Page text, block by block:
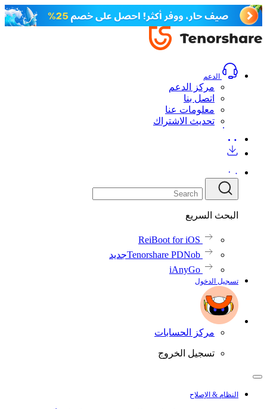
الدعم
مركز الدعم
اتصل بنا
معلومات عنا
تحديث الاشتراك
البحث السريع
ReiBoot for iOS
Tenorshare PDNobجديد
iAnyGo
تسجيل الدخول
مركز الحسابات
تسجيل الخروج
النظام & الإصلاح
المراجعات(17)
المراجعات(17)
المواصفات الفنية
تنزيل مجاني
المراجعات